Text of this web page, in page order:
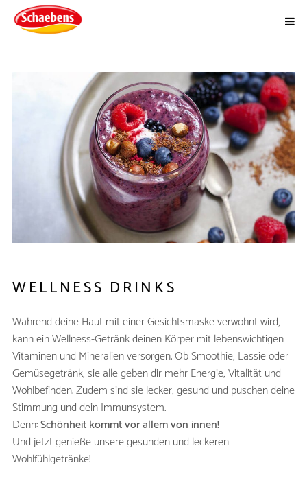
WELLNESS DRINKS
Während deine Haut mit einer Gesichtsmaske verwöhnt wird,
kann ein Wellness-Getränk deinen Körper mit lebenswichtigen
Vitaminen und Mineralien versorgen. Ob Smoothie, Lassie oder
Gemüsegetränk, sie alle geben dir mehr Energie, Vitalität und
Wohlbefinden. Zudem sind sie lecker, gesund und puschen deine
Stimmung und dein Immunsystem.
Denn:Schönheit kommt vor allem von innen!
Und jetzt genieße unsere gesunden und leckeren
Wohlfühlgetränke!